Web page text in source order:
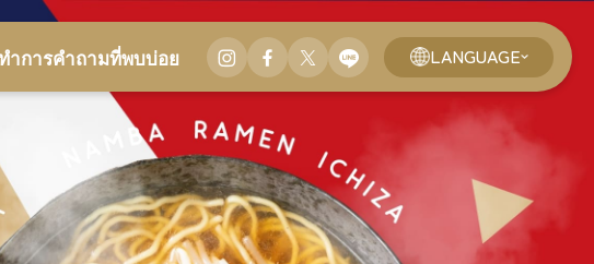
ำการคำถามที่พบบ่อย LANGUAGE